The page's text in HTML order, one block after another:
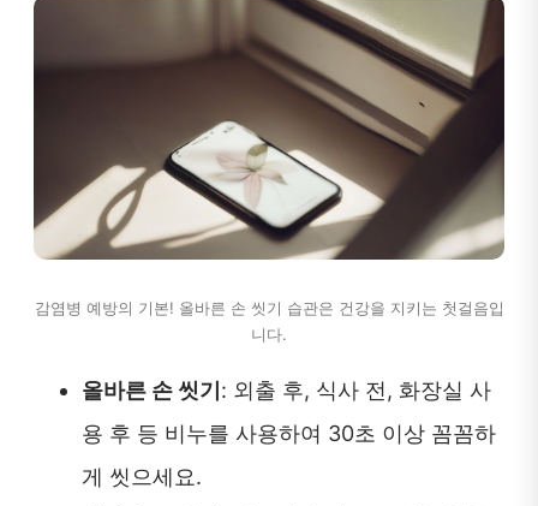
감염병 예방의 기본! 올바른 손 씻기 습관은 건강을 지키는 첫걸음입
니다.
올바른 손 씻기 : 외출 후, 식사 전, 화장실 사
용 후 등 비누를 사용하여 30초 이상 꼼꼼하
게 씻으세요.